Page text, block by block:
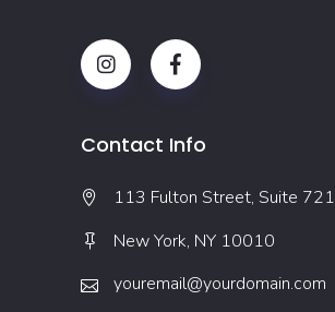
Contact Info
113 Fulton Street, Suite 721
New York, NY 10010
youremail@yourdomain.com